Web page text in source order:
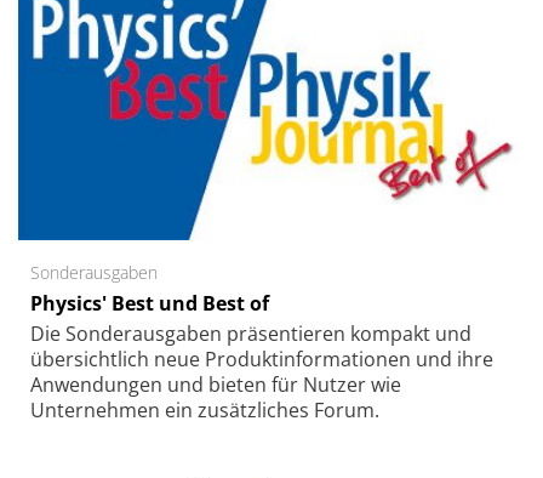
Sonderausgaben
Physics' Best und Best of
Die Sonder­ausgaben präsentieren kompakt und
übersichtlich neue Produkt­informationen und ihre
Anwendungen und bieten für Nutzer wie
Unternehmen ein zusätzliches Forum.